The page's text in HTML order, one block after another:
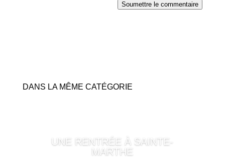
Soumettre le commentaire
DANS LA MÊME CATÉGORIE
UNE RENTRÉE À SAINTE-
MARTHE